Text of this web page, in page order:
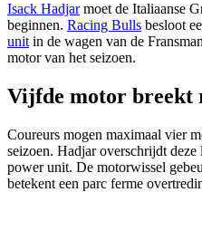
Isack Hadjarmoet de Italiaanse
beginnen. Racing Bulls besloot
unit in de wagen van de
motor van het seizoen.
Vijfde motor breekt
Coureurs mogen maximaal vier
seizoen. Hadjar overschrijdt
power unit. De motorwissel
betekent een parc ferme